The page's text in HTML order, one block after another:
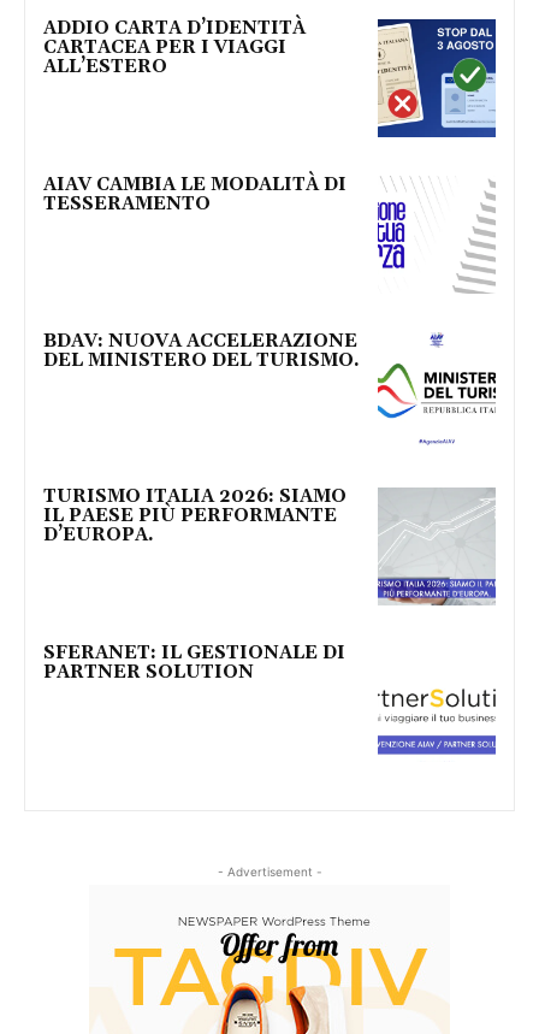
ADDIO CARTA D’IDENTITÀ
CARTACEA PER I VIAGGI
ALL’ESTERO
AIAV CAMBIA LE MODALITÀ DI
TESSERAMENTO
BDAV: NUOVA ACCELERAZIONE
DEL MINISTERO DEL TURISMO.
TURISMO ITALIA 2026: SIAMO
IL PAESE PIÙ PERFORMANTE
D’EUROPA.
SFERANET: IL GESTIONALE DI
PARTNER SOLUTION
- Advertisement -